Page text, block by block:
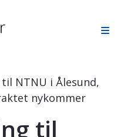
+ (pluss) for å forstørre
NTNU i Ålesund,
nykommer
til